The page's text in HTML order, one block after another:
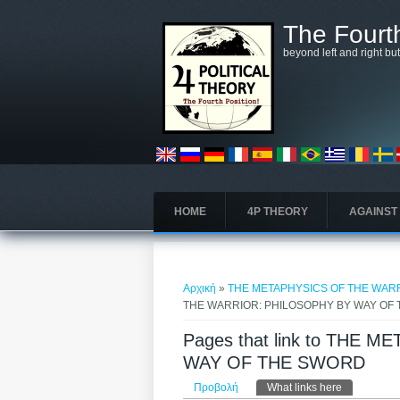
The
beyond left and right
HOME 4P THEORY AGAINST
Αρχική »THE METAPHYSICS OF THE
THE WARRIOR: PHILOSOPHY BY WAY OF
Pages that link to THE
WAY OF THE SWORD
Πρωτεύουσες
Προβολή What links here